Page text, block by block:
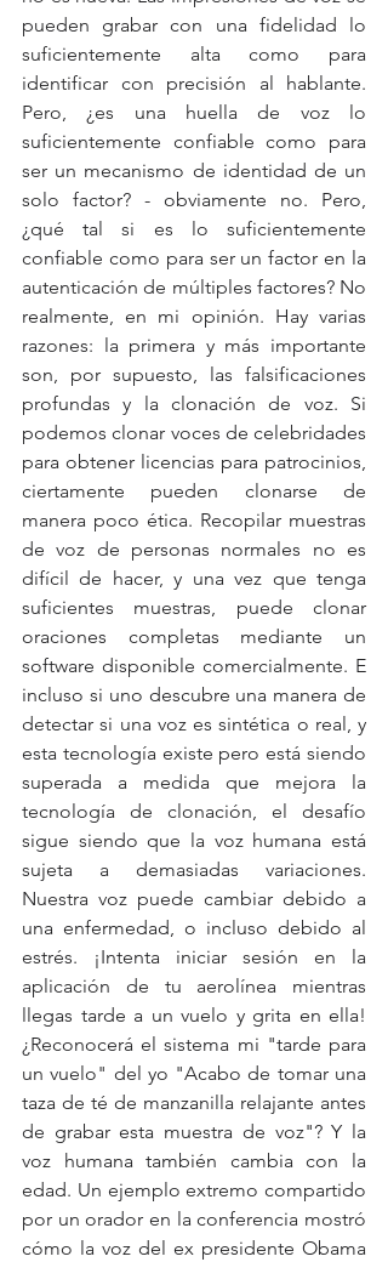
pueden grabar con una fidelidad lo
suficientemente alta como para
identificar con precisión al hablante.
Pero, ¿es una huella de voz lo
suficientemente confiable como para
ser un mecanismo de identidad de un
solo factor? - obviamente no. Pero,
¿qué tal si es lo suficientemente
confiable como para ser un factor en la
autenticación de múltiples factores? No
realmente, en mi opinión. Hay varias
razones: la primera y más importante
son, por supuesto, las falsificaciones
profundas y la clonación de voz. Si
podemos clonar voces de celebridades
para obtener licencias para patrocinios,
ciertamente pueden clonarse de
manera poco ética. Recopilar muestras
de voz de personas normales no es
difícil de hacer, y una vez que tenga
suficientes muestras, puede clonar
oraciones completas mediante un
software disponible comercialmente. E
incluso si uno descubre una manera de
detectar si una voz es sintética o real, y
esta tecnología existe pero está siendo
superada a medida que mejora la
tecnología de clonación, el desafío
sigue siendo que la voz humana está
sujeta a demasiadas variaciones.
Nuestra voz puede cambiar debido a
una enfermedad, o incluso debido al
estrés. ¡Intenta iniciar sesión en la
aplicación de tu aerolínea mientras
llegas tarde a un vuelo y grita en ella!
¿Reconocerá el sistema mi "tarde para
un vuelo" del yo "Acabo de tomar una
taza de té de manzanilla relajante antes
de grabar esta muestra de voz"? Y la
voz humana también cambia con la
edad. Un ejemplo extremo compartido
por un orador en la conferencia mostró
cómo la voz del ex presidente Obama